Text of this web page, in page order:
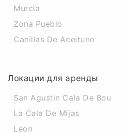
Murcia
Zona Pueblo
Canillas De Aceituno
Локации для аренды
San Agustin Cala De Bou
La Cala De Mijas
Leon